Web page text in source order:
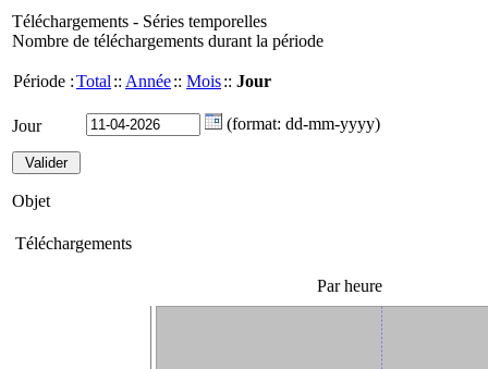
Téléchargements - Séries temporelles
Nombre de téléchargements durant la période
Période :Total :: Année:: Mois:: Jour
Jour (format: dd-mm-yyyy)
Objet
Téléchargements
Par heure